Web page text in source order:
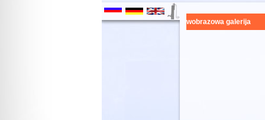
wobrazowa galerija